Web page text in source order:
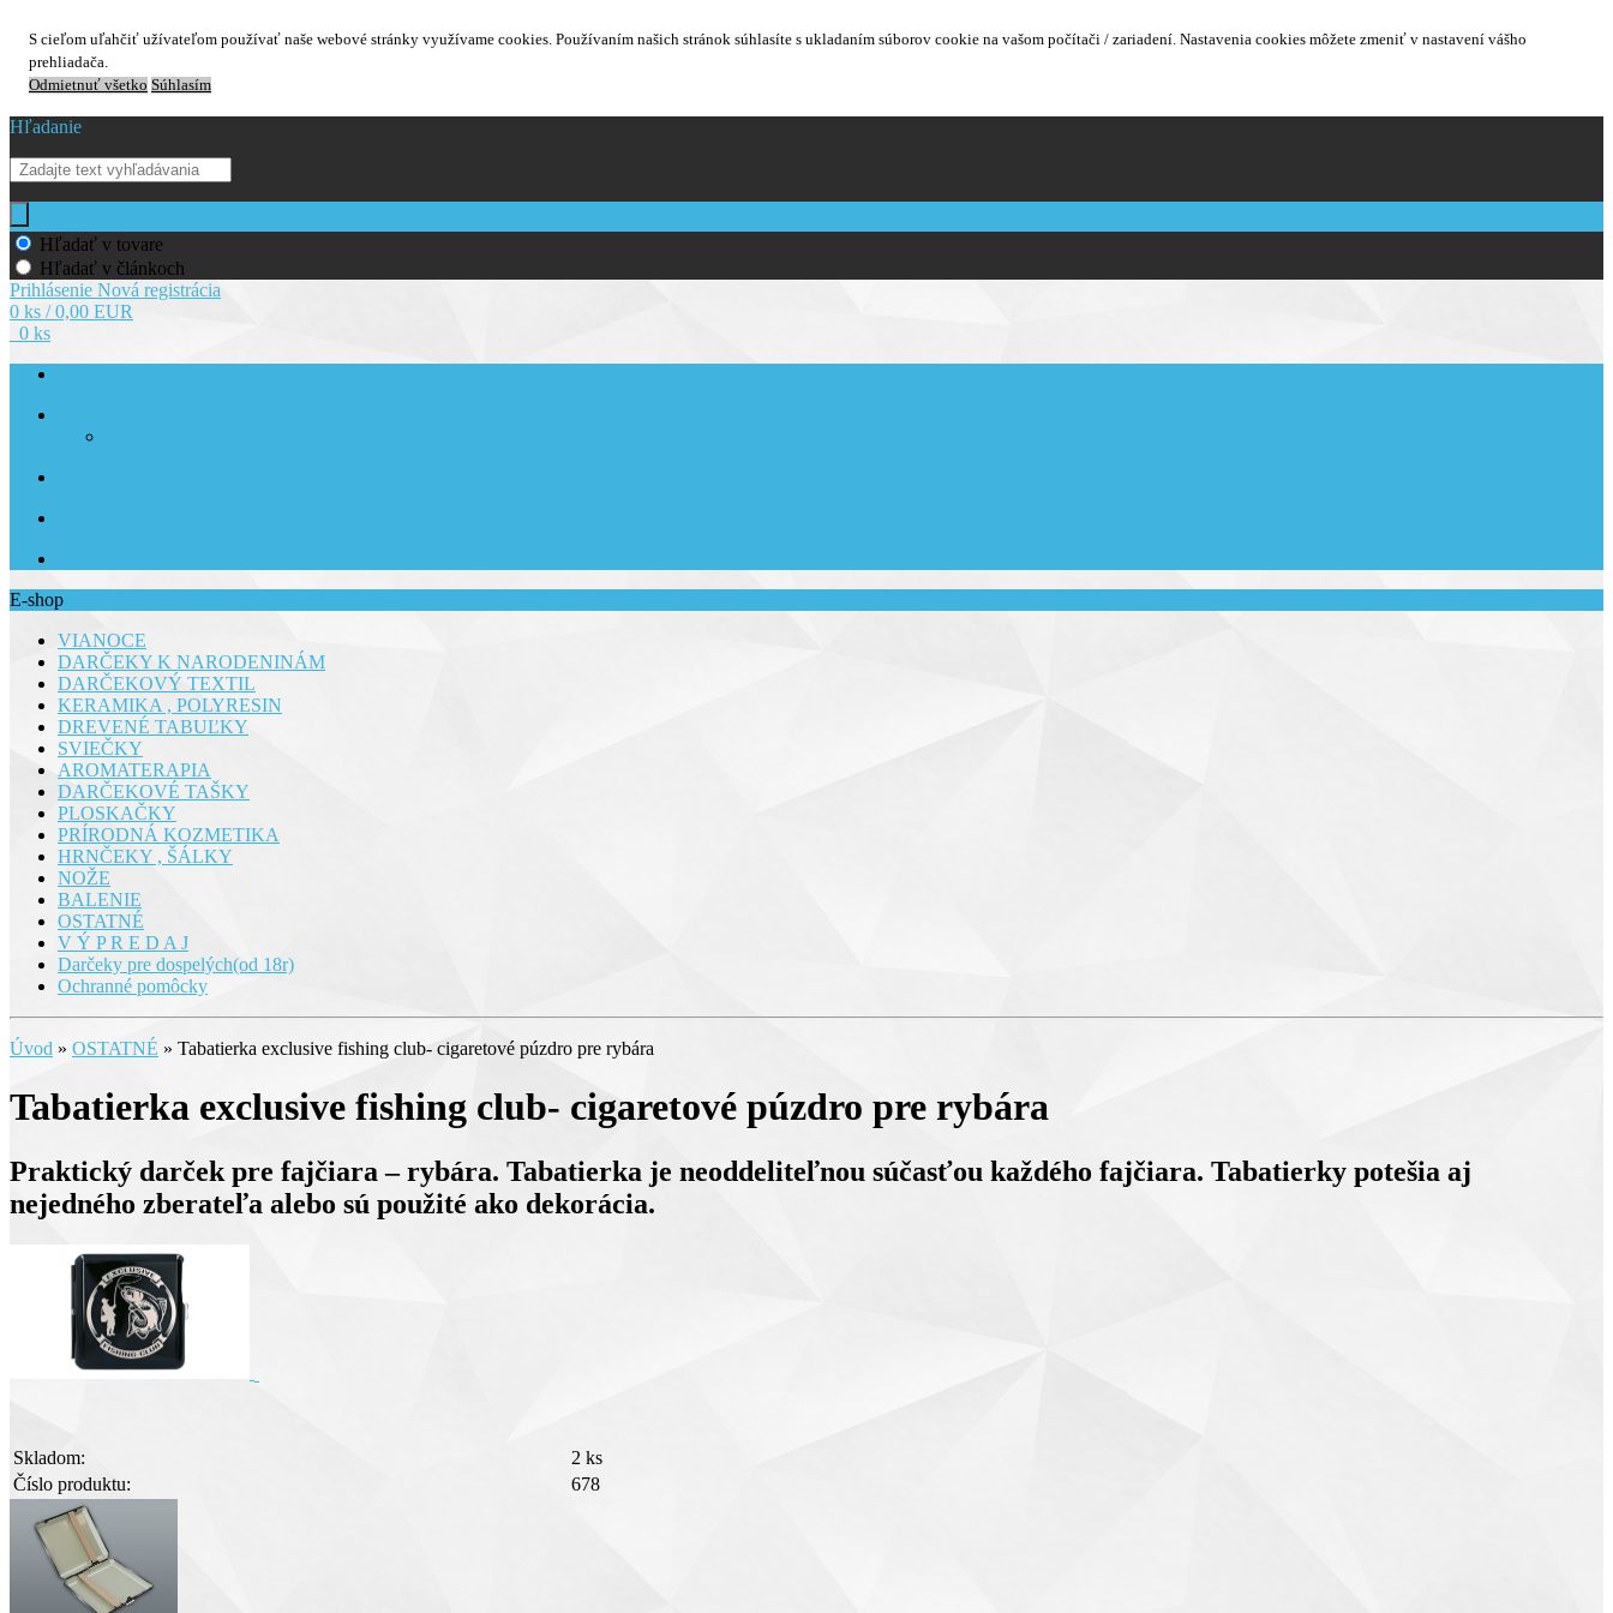
S cieľom uľahčiť užívateľom používať naše webové stránky využívame cookies. Používaním našich stránok súhlasíte s ukladaním súborov cookie na vašom počítači / zariadení. Nastavenia cookies môžete zmeniť v nastavení vášho
prehliadača.
Odmietnuť všetko Súhlasím
Hľadanie
Hľadať v tovare
Hľadať v článkoch
Prihlásenie Nová registrácia
0 ks / 0,00 EUR
0 ks
E-shop
VIANOCE
DARČEKY K NARODENINÁM
DARČEKOVÝ TEXTIL
KERAMIKA , POLYRESIN
DREVENÉ TABUĽKY
SVIEČKY
AROMATERAPIA
DARČEKOVÉ TAŠKY
PLOSKAČKY
PRÍRODNÁ KOZMETIKA
HRNČEKY , ŠÁLKY
NOŽE
BALENIE
OSTATNÉ
V Ý P R E D A J
Darčeky pre dospelých(od 18r)
Ochranné pomôcky
Úvod » OSTATNÉ » Tabatierka exclusive fishing club- cigaretové púzdro pre rybára
Tabatierka exclusive fishing club- cigaretové púzdro pre rybára
Praktický darček pre fajčiara – rybára. Tabatierka je neoddeliteľnou súčasťou každého fajčiara. Tabatierky potešia aj
nejedného zberateľa alebo sú použité ako dekorácia.
Skladom:
2 ks
Číslo produktu:
678